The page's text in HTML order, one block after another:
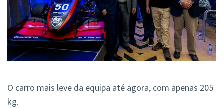
O carro mais leve da equipa até agora, com apenas 205
kg.